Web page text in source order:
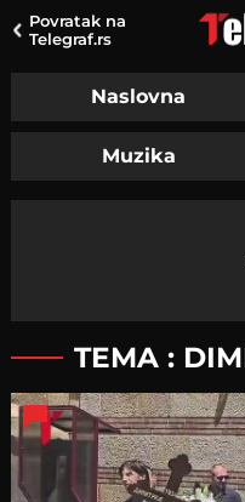
Povratak na
Telegraf.rs
Naslovna
Muzika
TEMA :